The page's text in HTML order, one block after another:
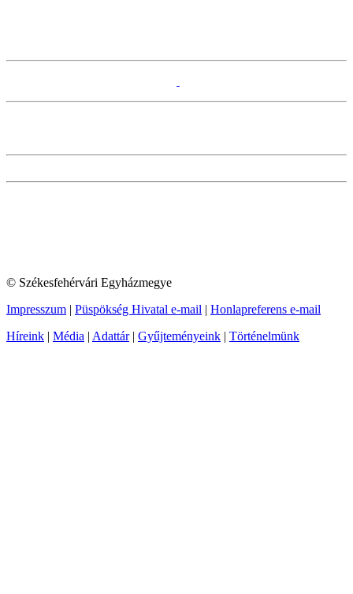
© Székesfehérvári Egyházmegye
Impresszum | Püspökség Hivatal e-mail | Honlapreferens e-mail
Híreink | Média | Adattár| Gyűjteményeink | Történelmünk